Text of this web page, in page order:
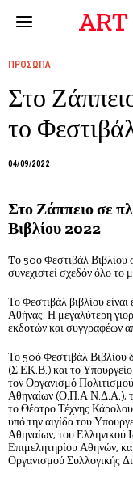
ΠΡΟΣΩΠΑ
Στο
το
04/09/2022
Στο Ζάππειο σε
Βιβλίου 2022
Tο 50ό Φεστιβάλ Βιβλίου
συνεχιστεί σχεδόν όλο το
Το Φεστιβάλ βιβλίου
Αθήνας. Η μεγαλύτερη
εκδοτών και συγγραφέων
Το 50ό Φεστιβάλ Βιβλίου
(Σ.ΕΚ.Β.) και το
τον Οργανισμό
Αθηναίων (Ο.Π.Α.Ν.Δ.Α.),
το Θέατρο Τέχνης
υπό την αιγίδα του
Αθηναίων, του Ελληνικού
Επιμελητηρίου Αθηνών,
Οργανισμού Συλλογικής